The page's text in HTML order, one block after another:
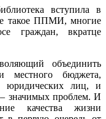
вступила в
такое ППМИ, многие
граждан, вкратце
объединить
местного бюджета,
юридических лиц, и
значимых проблем. И
качества жизни